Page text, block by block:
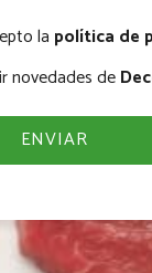
la política de
novedades de